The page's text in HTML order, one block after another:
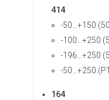
414
-50...+150
-100...+250
-196...+250
-50...+250
164